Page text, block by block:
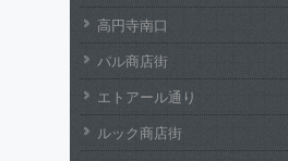
高円寺南口
パル商店街
エトアール通り
ルック商店街